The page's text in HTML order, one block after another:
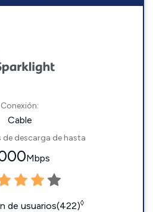
Conexión:
Cable
de descarga de hasta
Mbps
de usuarios(422)◊